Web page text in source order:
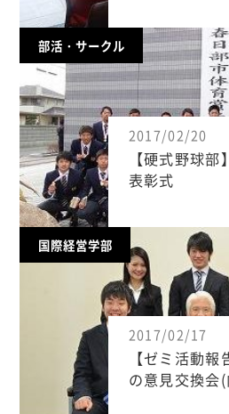
部活・サークル
2017/02/20
【硬式野球
表彰式
国際経営学部
2017/02/17
【ゼミ活動
の意見交換会